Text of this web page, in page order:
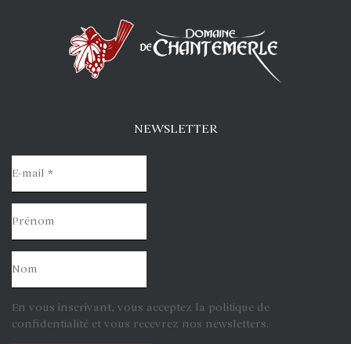
NEWSLETTER
En vous inscrivant, vous acceptez la politique de
confidentialité et vous recevrez nos newsletters.